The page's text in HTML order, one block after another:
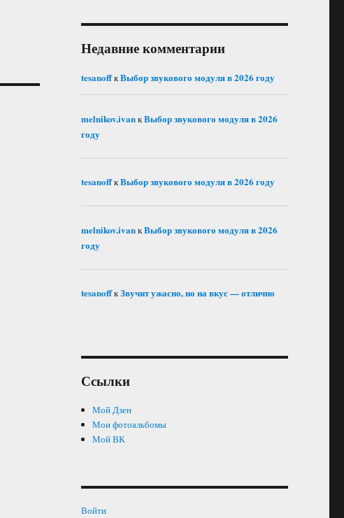
Недавние комментарии
tesanoffкВыбор звукового модуля в 2026 году
melnikov.ivanкВыбор звукового модуля в 2026
году
tesanoffкВыбор звукового модуля в 2026 году
melnikov.ivanкВыбор звукового модуля в 2026
году
tesanoffкЗвучит ужасно, но на вкус — отлично
Ссылки
Мой Дзен
Мои фотоальбомы
Мой ВК
Войти